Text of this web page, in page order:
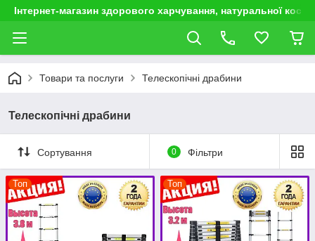
Інтернет-магазин здорового харчування, натуральної
Товари та послуги Телескопічні драбини
Телескопічні драбини
Сортування 0 Фільтри
Топ Топ